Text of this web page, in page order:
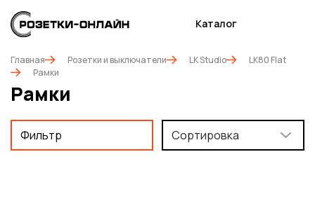
Каталог
Главная Розетки и выключатели LK Studio
LK80 Flat
Рамки
Рамки
Фильтр Сортировка